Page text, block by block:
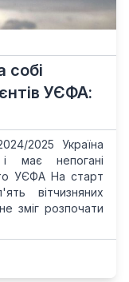
собі
УЄФА:
2025 Україна
має непогані
УЄФА На старт
вітчизняних
зміг розпочати